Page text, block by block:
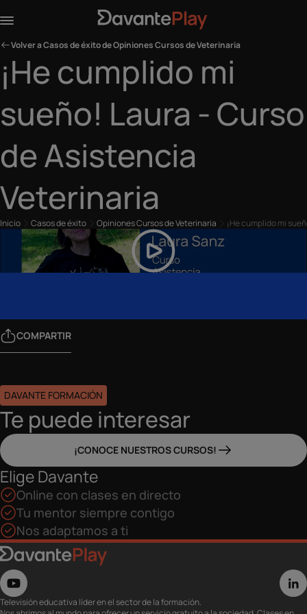
Volver a Casos de éxito de Opiniones Cursos de Veterinaria
¡He cumplido mi
sueño! Laura - Curso
de Asistencia
Veterinaria
Inicio Casos de éxito Opiniones Cursos de Veterinaria ¡He cumplido mi
COMPARTIR
DAVANTE FORMACIÓN
Te puede interesar
¡CONOCE NUESTROS CURSOS!
Elige Davante
Online con clases en directo
Tu mentor siempre contigo
Nos adaptamos a ti
Televisión educativa líder en el sector de la formación.